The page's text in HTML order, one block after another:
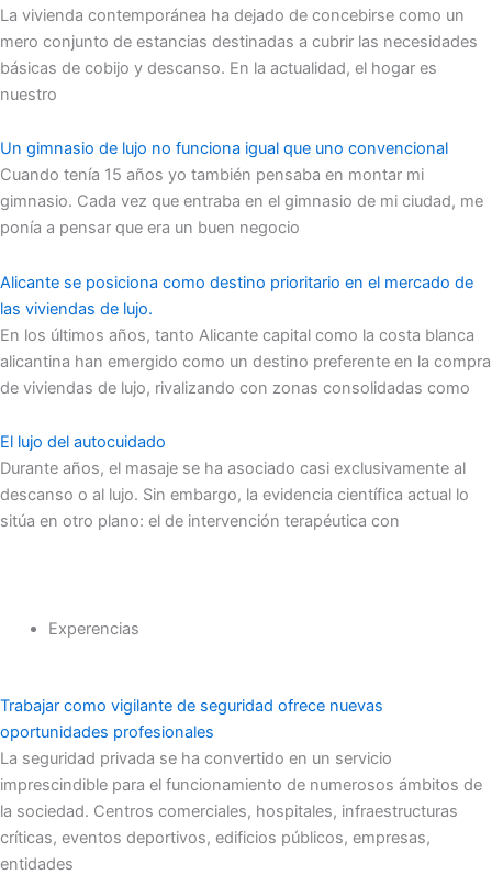
La vivienda contemporánea ha dejado de concebirse como un
mero conjunto de estancias destinadas a cubrir las necesidades
básicas de cobijo y descanso. En la actualidad, el hogar es
nuestro
Un gimnasio de lujo no funciona igual que uno convencional
Cuando tenía 15 años yo también pensaba en montar mi
gimnasio. Cada vez que entraba en el gimnasio de mi ciudad, me
ponía a pensar que era un buen negocio
Alicante se posiciona como destino prioritario en el mercado de
las viviendas de lujo.
En los últimos años, tanto Alicante capital como la costa blanca
alicantina han emergido como un destino preferente en la compra
de viviendas de lujo, rivalizando con zonas consolidadas como
El lujo del autocuidado
Durante años, el masaje se ha asociado casi exclusivamente al
descanso o al lujo. Sin embargo, la evidencia científica actual lo
sitúa en otro plano: el de intervención terapéutica con
Experencias
Trabajar como vigilante de seguridad ofrece nuevas
oportunidades profesionales
La seguridad privada se ha convertido en un servicio
imprescindible para el funcionamiento de numerosos ámbitos de
la sociedad. Centros comerciales, hospitales, infraestructuras
críticas, eventos deportivos, edificios públicos, empresas,
entidades